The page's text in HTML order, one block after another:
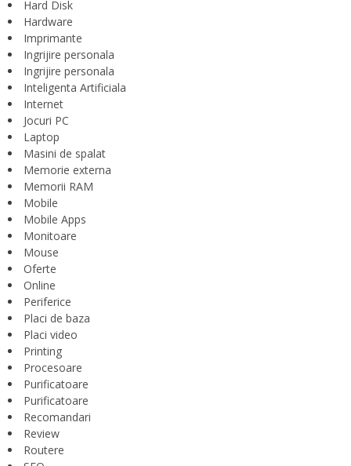
Hard Disk
Hardware
Imprimante
Ingrijire personala
Ingrijire personala
Inteligenta Artificiala
Internet
Jocuri PC
Laptop
Masini de spalat
Memorie externa
Memorii RAM
Mobile
Mobile Apps
Monitoare
Mouse
Oferte
Online
Periferice
Placi de baza
Placi video
Printing
Procesoare
Purificatoare
Purificatoare
Recomandari
Review
Routere